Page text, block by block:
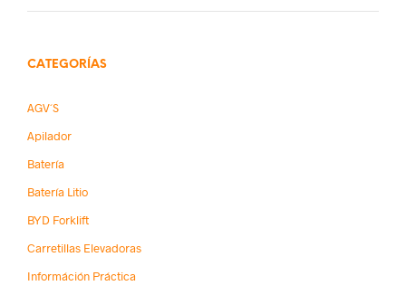
CATEGORÍAS
AGV´s
Apilador
Batería
Batería Litio
BYD Forklift
Carretillas Elevadoras
Információn Práctica